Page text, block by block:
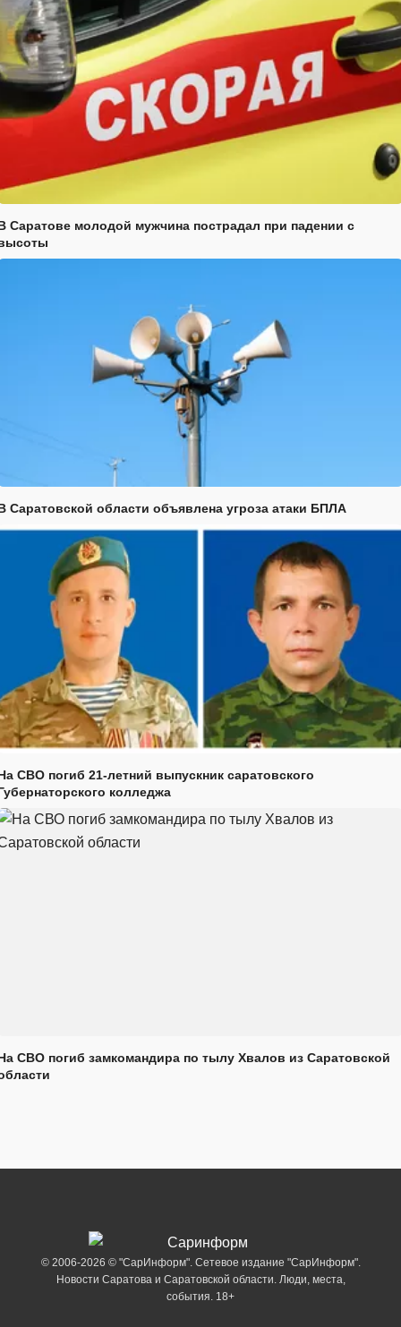
Саратове молодой мужчина пострадал при падении с
Саратовской области объявлена угроза атаки БПЛА
СВО погиб 21-летний выпускник саратовского
колледжа
СВО погиб замкомандира по тылу Хвалов из Саратовской
© 2006-2026 © "СарИнформ". Сетевое издание "СарИнформ".
Новости Саратова и Саратовской области. Люди, места,
события. 18+